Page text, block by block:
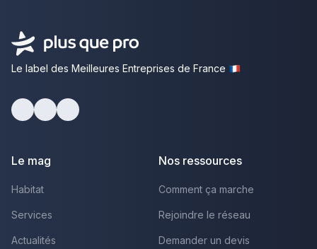
Le label des Meilleures Entreprises de France
Le mag
Habitat
Services
Actualités
Nos ressources
Comment ça marche
Rejoindre le réseau
Demander un devis